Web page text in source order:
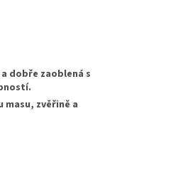
dobře zaoblená s
masu, zvěřině a